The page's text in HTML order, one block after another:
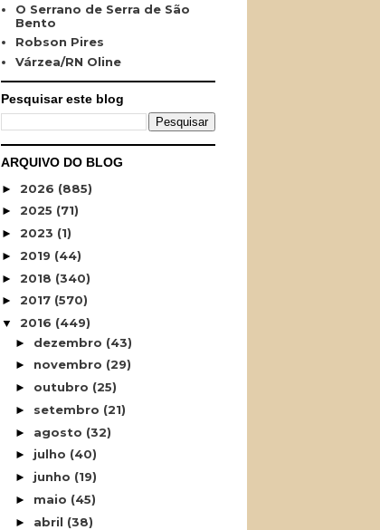
O Serrano de Serra de São
Bento
Robson Pires
Várzea/RN Oline
Pesquisar este blog
ARQUIVO DO BLOG
► 2026 (885)
► 2025 (71)
► 2023 (1)
► 2019 (44)
► 2018 (340)
► 2017 (570)
▼ 2016 (449)
► dezembro (43)
► novembro (29)
► outubro (25)
► setembro (21)
► agosto (32)
► julho (40)
► junho (19)
► maio (45)
► abril (38)